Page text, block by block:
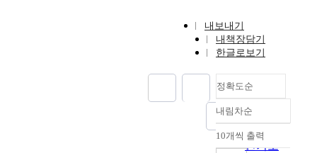
내보내기
내책장담기
한글로보기
정확도순
정확도
순
인기도
내림차순
내림차순
10개씩 출력